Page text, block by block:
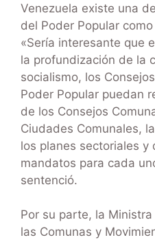
Venezuela existe una
del Poder Popular
«Sería interesante que
la profundización de la
socialismo, los
Poder Popular puedan
de los Consejos
Ciudades Comunales,
los planes sectoriales y
mandatos para cada
sentenció.
Por su parte, la
las Comunas y